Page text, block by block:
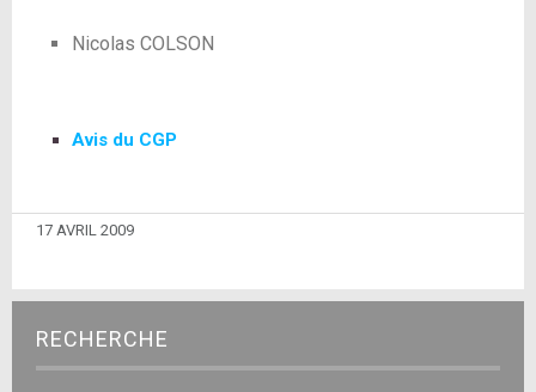
Nicolas COLSON
Avis du CGP
17 AVRIL 2009
RECHERCHE